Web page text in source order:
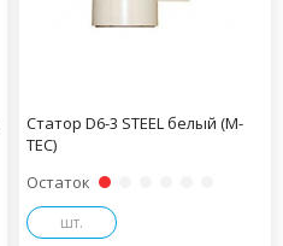
Статор D6-3 STEEL белый (М-
ТЕС)
Остаток
шт.